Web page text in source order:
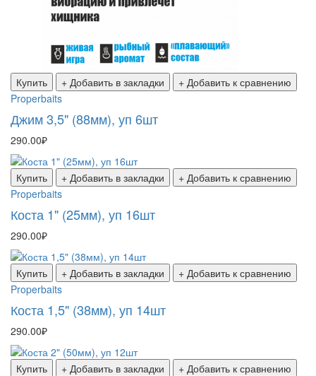
Купить + Добавить в закладки
+ Добавить к сравнению
Properbaits
Джим 3,5" (88мм), уп 6шт
290.00₽
Купить + Добавить в закладки
+ Добавить к сравнению
Properbaits
Коста 1" (25мм), уп 16шт
290.00₽
Купить + Добавить в закладки
+ Добавить к сравнению
Properbaits
Коста 1,5" (38мм), уп 14шт
290.00₽
Купить + Добавить в закладки
+ Добавить к сравнению